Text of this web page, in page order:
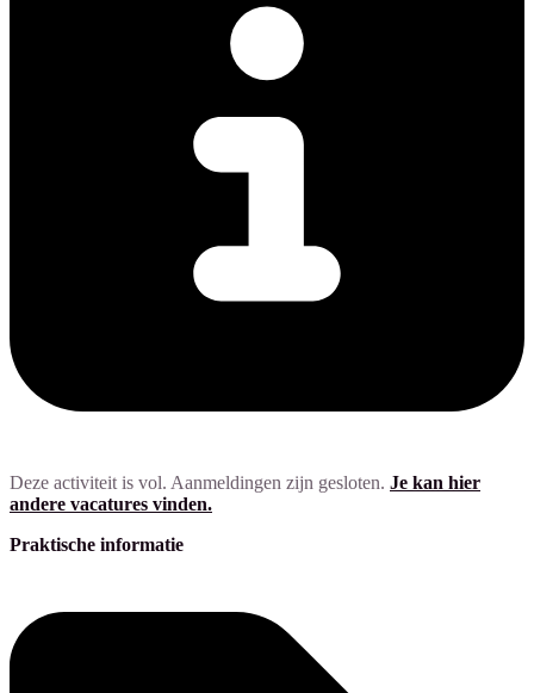
Deze activiteit is vol. Aanmeldingen zijn gesloten. Je kan hier
andere vacatures vinden.
Praktische informatie